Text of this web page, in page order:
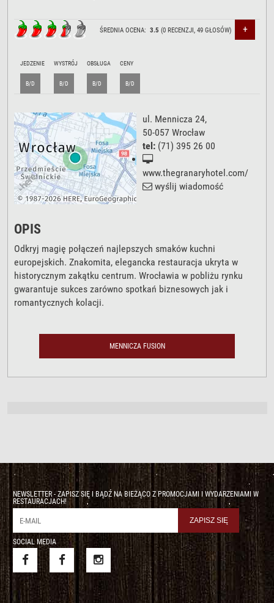
ŚREDNIA OCENA:3.5 (0 RECENZJI,49 GŁOSÓW) +
JEDZENIE
B/D
WYSTRÓJ
B/D
OBSŁUGA
B/D
CENY
B/D
ul. Mennicza 24,
50-057 Wrocław
tel: (71) 395 26 00
www.thegranaryhotel.com/
wyślij wiadomość
OPIS
Odkryj magię połączeń najlepszych smaków kuchni
europejskich. Znakomita, elegancka restauracja ukryta w
historycznym zakątku centrum. Wrocławia w pobliżu rynku
gwarantuje sukces zarówno spotkań biznesowych jak i
romantycznych kolacji.
MENNICZA FUSION
NEWSLETTER - ZAPISZ SIĘ I BĄDŹ NA BIEŻĄCO Z PROMOCJAMI I WYDARZENIAMI W
RESTAURACJACH!
SOCIAL MEDIA